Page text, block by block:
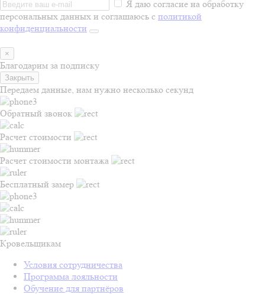
Я даю согласие на обработку
персональных данных и соглашаюсь с политикой
конфиденциальности
×
Благодарим за подписку
Закрыть
Передаем данные, нам нужно несколько секунд
Обратный звонок
Расчет стоимости
Расчет стоимости монтажа
Бесплатный замер
Кровельщикам
Условия сотрудничества
Программа лояльности
Обучение для партнёров